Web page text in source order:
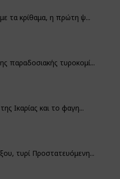
τα κρίθαμα, η πρώτη ψ...
παραδοσιακής τυροκομί...
Ικαρίας και το φαγη...
τυρί Προστατευόμενη...